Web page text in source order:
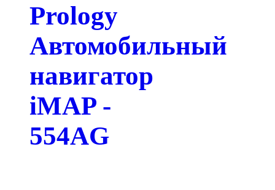
Prology
Автомобильный
навигатор
iMAP -
554AG